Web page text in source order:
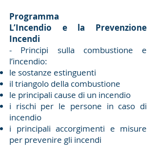
Programma
L’Incendio e la Prevenzione
Incendi
- Principi sulla combustione e
l’incendio:
le sostanze estinguenti
il triangolo della combustione
le principali cause di un incendio
i rischi per le persone in caso di
incendio
i principali accorgimenti e misure
per prevenire gli incendi